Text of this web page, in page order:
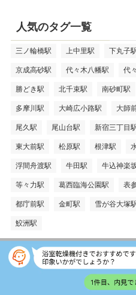
人気のタグ一覧
三ノ輪橋駅 上中里駅 下丸子
京成高砂駅 代々木八幡駅 代
勝どき駅 北千束駅 南砂町駅
多摩川駅 大崎広小路駅 大師
尾久駅 尾山台駅 新宿三丁目
東大前駅 松原駅 根津駅
浮間舟渡駅 牛田駅 牛込神楽
等々力駅 葛西臨海公園駅 表
都庁前駅 金町駅 雪が谷大塚
鮫洲駅